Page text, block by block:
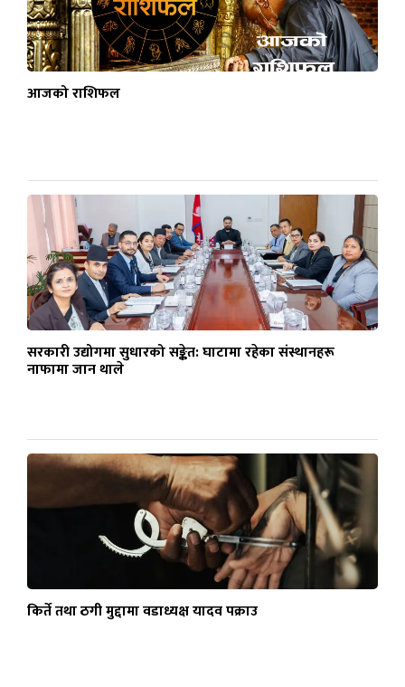
आजको राशिफल
सरकारी उद्योगमा सुधारको सङ्केत: घाटामा रहेका संस्थानहरू
नाफामा जान थाले
किर्ते तथा ठगी मुद्दामा वडाध्यक्ष यादव पक्राउ